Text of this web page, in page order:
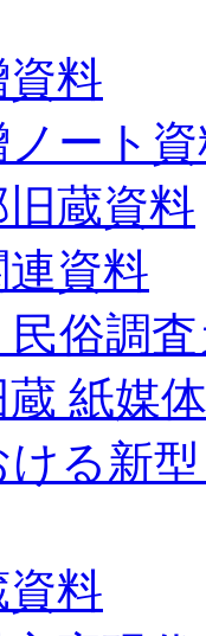
料
ート
蔵資料
資料
俗調査
紙媒
ける新
料